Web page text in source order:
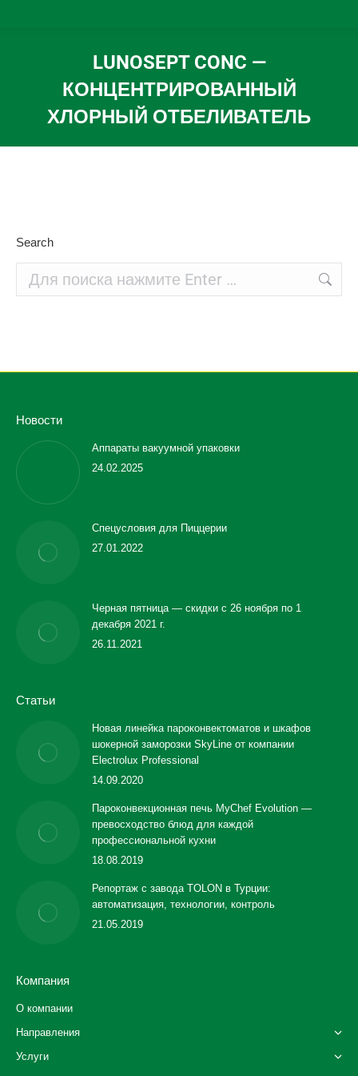
LUNOSEPT CONC —
КОНЦЕНТРИРОВАННЫЙ
ХЛОРНЫЙ ОТБЕЛИВАТЕЛЬ
Вы здесь:
Search
Новости
Аппараты вакуумной упаковки
24.02.2025
Спецусловия для Пиццерии
27.01.2022
Черная пятница — скидки с 26 ноября по 1
декабря 2021 г.
26.11.2021
Статьи
Новая линейка пароконвектоматов и шкафов
шокерной заморозки SkyLine от компании
Electrolux Professional
14.09.2020
Пароконвекционная печь MyChef Evolution —
превосходство блюд для каждой
профессиональной кухни
18.08.2019
Репортаж с завода TOLON в Турции:
автоматизация, технологии, контроль
21.05.2019
Компания
О компании
Направления
Услуги